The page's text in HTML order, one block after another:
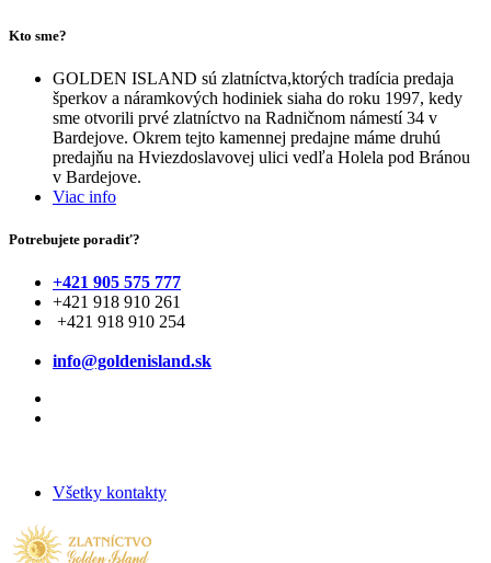
Kto sme?
GOLDEN ISLAND sú zlatníctva,ktorých tradícia predaja
šperkov a náramkových hodiniek siaha do roku 1997, kedy
sme otvorili prvé zlatníctvo na Radničnom námestí 34 v
Bardejove. Okrem tejto kamennej predajne máme druhú
predajňu na Hviezdoslavovej ulici vedľa Holela pod Bránou
v Bardejove.
Viac info
Potrebujete poradiť?
+421 905 575 777
+421 918 910 261
+421 918 910 254
info@goldenisland.sk
Všetky kontakty